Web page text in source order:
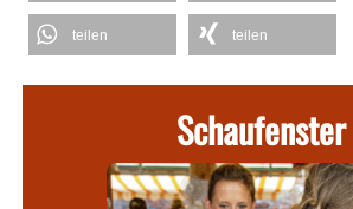
teilen teilen
Schaufenster